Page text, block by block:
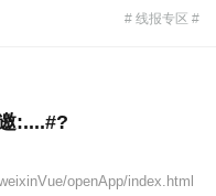
# 线报专区 #
:....#?
openApp/index.html